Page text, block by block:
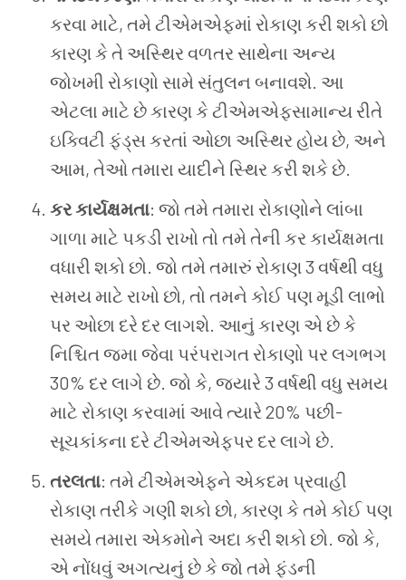
કરવા માટે, તમે ટીએમએફમાં રોકાણ કરી શકો છો
કારણ કે તે અસ્થિર વળતર સાથેના અન્ય
જોખમી રોકાણો સામે સંતુલન બનાવશે. આ
એટલા માટે છે કારણ કે ટીએમએફસામાન્ય રીતે
ઇક્વિટી ફંડ્સ કરતાં ઓછા અસ્થિર હોય છે, અને
આમ, તેઓ તમારા યાદીને સ્થિર કરી શકે છે.
કર કાર્યક્ષમતા: જો તમે તમારા રોકાણોને લાંબા
ગાળા માટે પકડી રાખો તો તમે તેની કર કાર્યક્ષમતા
વધારી શકો છો. જો તમે તમારું રોકાણ 3 વર્ષથી વધુ
સમય માટે રાખો છો, તો તમને કોઈ પણ મૂડી લાભો
પર ઓછા દરે દર લાગશે. આનું કારણ એ છે કે
નિશ્ચિત જમા જેવા પરંપરાગત રોકાણો પર લગભગ
30% દર લાગે છે. જો કે, જ્યારે 3 વર્ષથી વધુ સમય
માટે રોકાણ કરવામાં આવે ત્યારે 20% પછી-
સૂચકાંકના દરે ટીએમએફપર દર લાગે છે.
તરલતા: તમે ટીએમએફને એકદમ પ્રવાહી
રોકાણ તરીકે ગણી શકો છો, કારણ કે તમે કોઈ પણ
સમયે તમારા એકમોને અદા કરી શકો છો. જો કે,
એ નોંધવું અગત્યનું છે કે જો તમે ફંડની